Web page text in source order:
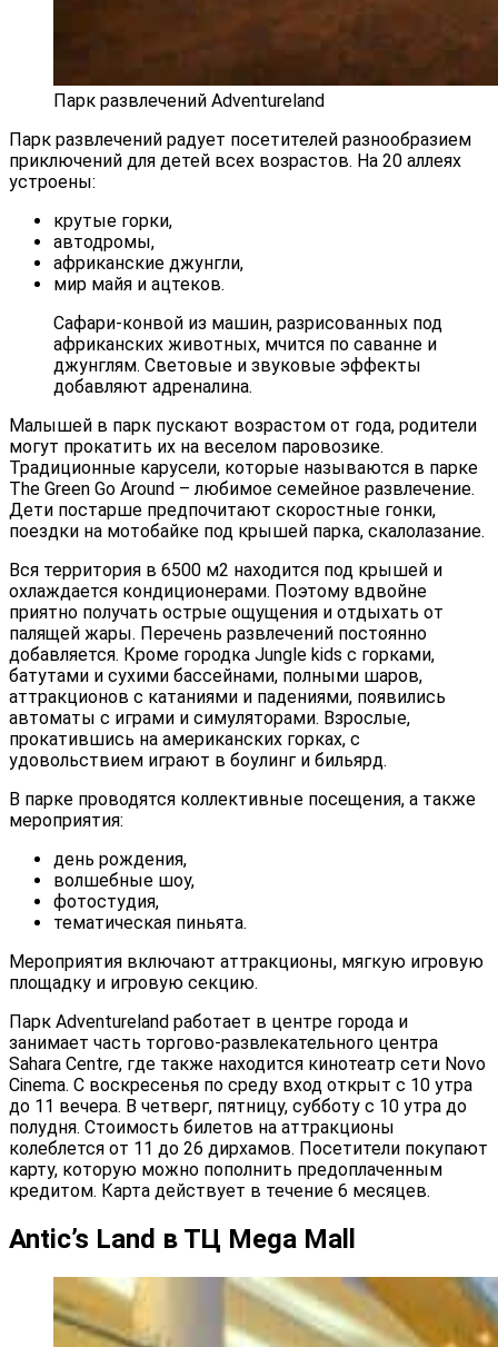
Парк развлечений Adventureland
Парк развлечений радует посетителей разнообразием
приключений для детей всех возрастов. На 20 аллеях
устроены:
крутые горки,
автодромы,
африканские джунгли,
мир майя и ацтеков.
Сафари-конвой из машин, разрисованных под
африканских животных, мчится по саванне и
джунглям. Световые и звуковые эффекты
добавляют адреналина.
Малышей в парк пускают возрастом от года, родители
могут прокатить их на веселом паровозике.
Традиционные карусели, которые называются в парке
The Green Go Around – любимое семейное развлечение.
Дети постарше предпочитают скоростные гонки,
поездки на мотобайке под крышей парка, скалолазание.
Вся территория в 6500 м2 находится под крышей и
охлаждается кондиционерами. Поэтому вдвойне
приятно получать острые ощущения и отдыхать от
палящей жары. Перечень развлечений постоянно
добавляется. Кроме городка Jungle kids с горками,
батутами и сухими бассейнами, полными шаров,
аттракционов с катаниями и падениями, появились
автоматы с играми и симуляторами. Взрослые,
прокатившись на американских горках, с
удовольствием играют в боулинг и бильярд.
В парке проводятся коллективные посещения, а также
мероприятия:
день рождения,
волшебные шоу,
фотостудия,
тематическая пиньята.
Мероприятия включают аттракционы, мягкую игровую
площадку и игровую секцию.
Парк Adventureland работает в центре города и
занимает часть торгово-развлекательного центра
Sahara Centre, где также находится кинотеатр сети Novo
Cinema. С воскресенья по среду вход открыт с 10 утра
до 11 вечера. В четверг, пятницу, субботу с 10 утра до
полудня. Стоимость билетов на аттракционы
колеблется от 11 до 26 дирхамов. Посетители покупают
карту, которую можно пополнить предоплаченным
кредитом. Карта действует в течение 6 месяцев.
Antic’s Land в ТЦ Mega Mall